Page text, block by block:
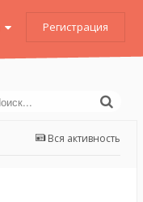
Регистрация
Вся активность